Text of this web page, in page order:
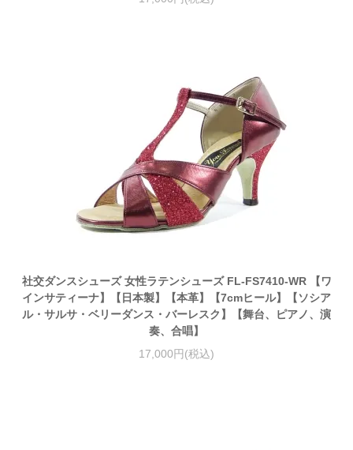
社交ダンスシューズ 女性ラテンシューズ FL-FS7410-WR 【ワ
インサティーナ】【日本製】【本革】【7cmヒール】【ソシア
ル・サルサ・ベリーダンス・バーレスク】【舞台、ピアノ、演
奏、合唱】
17,000円(税込)